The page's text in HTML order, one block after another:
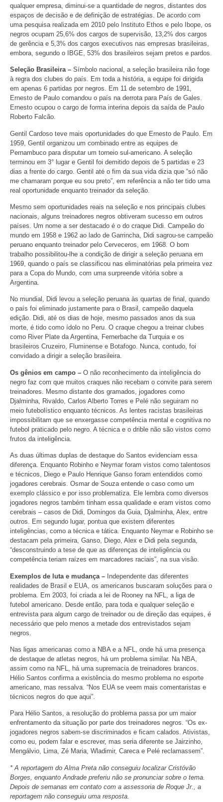
qualquer empresa, diminui-se a quantidade de negros, distantes dos
espaços de decisão e de definição de estratégias. De acordo com
uma pesquisa realizada em 2010 pelo Instituto Ethos e pelo Ibope, os
negros ocupam 25,6% dos cargos de supervisão, 13,2% dos cargos
de gerência e 5,3% dos cargos executivos nas empresas brasileiras,
embora, segundo o IBGE, 53% dos brasileiros sejam pretos e pardos.
Seleção Brasileira – Símbolo nacional, a seleção brasileira não foge
à regra dos clubes do país. Em toda a história, a equipe foi dirigida
em apenas 6 partidas por negros. Em 11 de setembro de 1991,
Ernesto de Paulo comandou o país na derrota para País de Gales.
Ernesto ocupou o cargo de forma interina depois da saída de Paulo
Roberto Falcão.
Gentil Cardoso teve mais oportunidades do que Ernesto de Paulo. Em
1959, Gentil organizou um combinado entre as equipes de
Pernambuco para disputar um torneio sul-americano. A seleção
terminou em 3° lugar e Gentil foi demitido depois de 5 partidas e 23
dias a frente do cargo. Gentil até o fim da sua vida dizia que “só não
me chamaram porque eu sou preto”, em referência a não ter tido uma
real oportunidade enquanto treinador da seleção.
Mesmo sem oportunidades reais na seleção e nos principais clubes
nacionais, alguns treinadores negros obtiveram sucesso em outros
países. Um nome a ser destacado é o do craque Didi. Campeão do
mundo em 1958 e 1962 ao lado de Garrincha, Didi sagrou-se campeão
peruano enquanto treinador pelo Cerveceros, em 1968. O bom
trabalho possibilitou-lhe a condição de dirigir a seleção peruana em
1969, quando o país se classificou nas eliminatórias pela primeira vez
para a Copa do Mundo, com uma surpreende vitória sobre a
Argentina.
No mundial, Didi levou a seleção peruana às quartas de final, quando
o país foi eliminado justamente para o Brasil, campeão daquela
edição. Didi, até os dias de hoje, mesmo passados anos da sua
morte, é tido como ídolo no Peru. O craque chegou a treinar clubes
como River Plate da Argentina, Fernerbache da Turquia e os
brasileiros Cruzeiro, Fluminense e Botafogo. Nunca, contudo, foi
convidado a dirigir a seleção brasileira.
Os gênios em campo – O não reconhecimento da inteligência do
negro faz com que muitos craques não recebam o convite para serem
treinadores. Mesmo distante dos gramados, jogadores como
Djalminha, Rivaldo, Carlos Alberto Torres e Pelé não seguiram no
meio futebolístico enquanto técnicos. As lentes racistas brasileiras
impossibilitam que se enxergasse competência mental e cognitiva no
futebol praticado pelo negro. A técnica e o drible não são vistos como
frutos da inteligência.
As duas últimas duplas de destaque do Santos evidenciam essa
diferença. Enquanto Robinho e Neymar foram vistos como talentosos
e técnicos, Diego e Paulo Henrique Ganso foram entendidos como
jogadores cerebrais. Osmar de Souza entende o caso como um
exemplo clássico e por isso problematiza. Ele lembra como diversos
jogadores negros também tinham essa qualidade e eram vistos como
cerebrais – casos de Didi, Domingos da Guia, Djalminha, Alex, entre
outros. Em segundo lugar, pontua que existem diferentes
inteligências, como a técnica e tática. Enquanto Neymar e Robinho se
destacam pela primeira, Ganso, Diego, Alex e Didi pela segunda,
“desconstruindo a tese de que as diferenças de inteligência ou
competência teriam raízes em marcadores raciais”, na sua visão.
Exemplos de luta e mudança – Independente das diferentes
realidades de Brasil e EUA, os americanos buscaram soluções para o
problema. Em 2003, foi criada a lei de Rooney na NFL, a liga de
futebol americano. Desde então, para toda e qualquer seleção e
entrevista para algum cargo de treinador ou de direção das equipes, é
necessário que pelo menos a metade dos entrevistados sejam
negros.
Nas ligas americanas como a NBA e a NFL, onde há uma presença
de destaque de atletas negros, há um problema similar. Na NBA,
assim como na NFL, há uma supremacia de treinadores brancos.
Hélio Santos confirma a existência do mesmo problema no esporte
americano, mas ressalva. “Nos EUA se veem mais comentaristas e
técnicos negros do que aqui”.
Para Hélio Santos, a resolução do problema passa por um maior
enfrentamento da situação por parte dos treinadores negros. “Os ex-
jogadores negros sabem-se discriminados e ficam calados. Ativistas,
como eu, podem falar e escrever, mas seria diferente se Jairzinho,
Mengálvio, Lima, Zé Maria, Wladimir, Careca e Pelé reclamassem”.
* A reportagem do Alma Preta não conseguiu localizar Cristóvão
Borges, enquanto Andrade preferiu não se pronunciar sobre o tema.
Depois de semanas em contato com a assessoria de Roque Jr., a
reportagem não conseguiu uma resposta.